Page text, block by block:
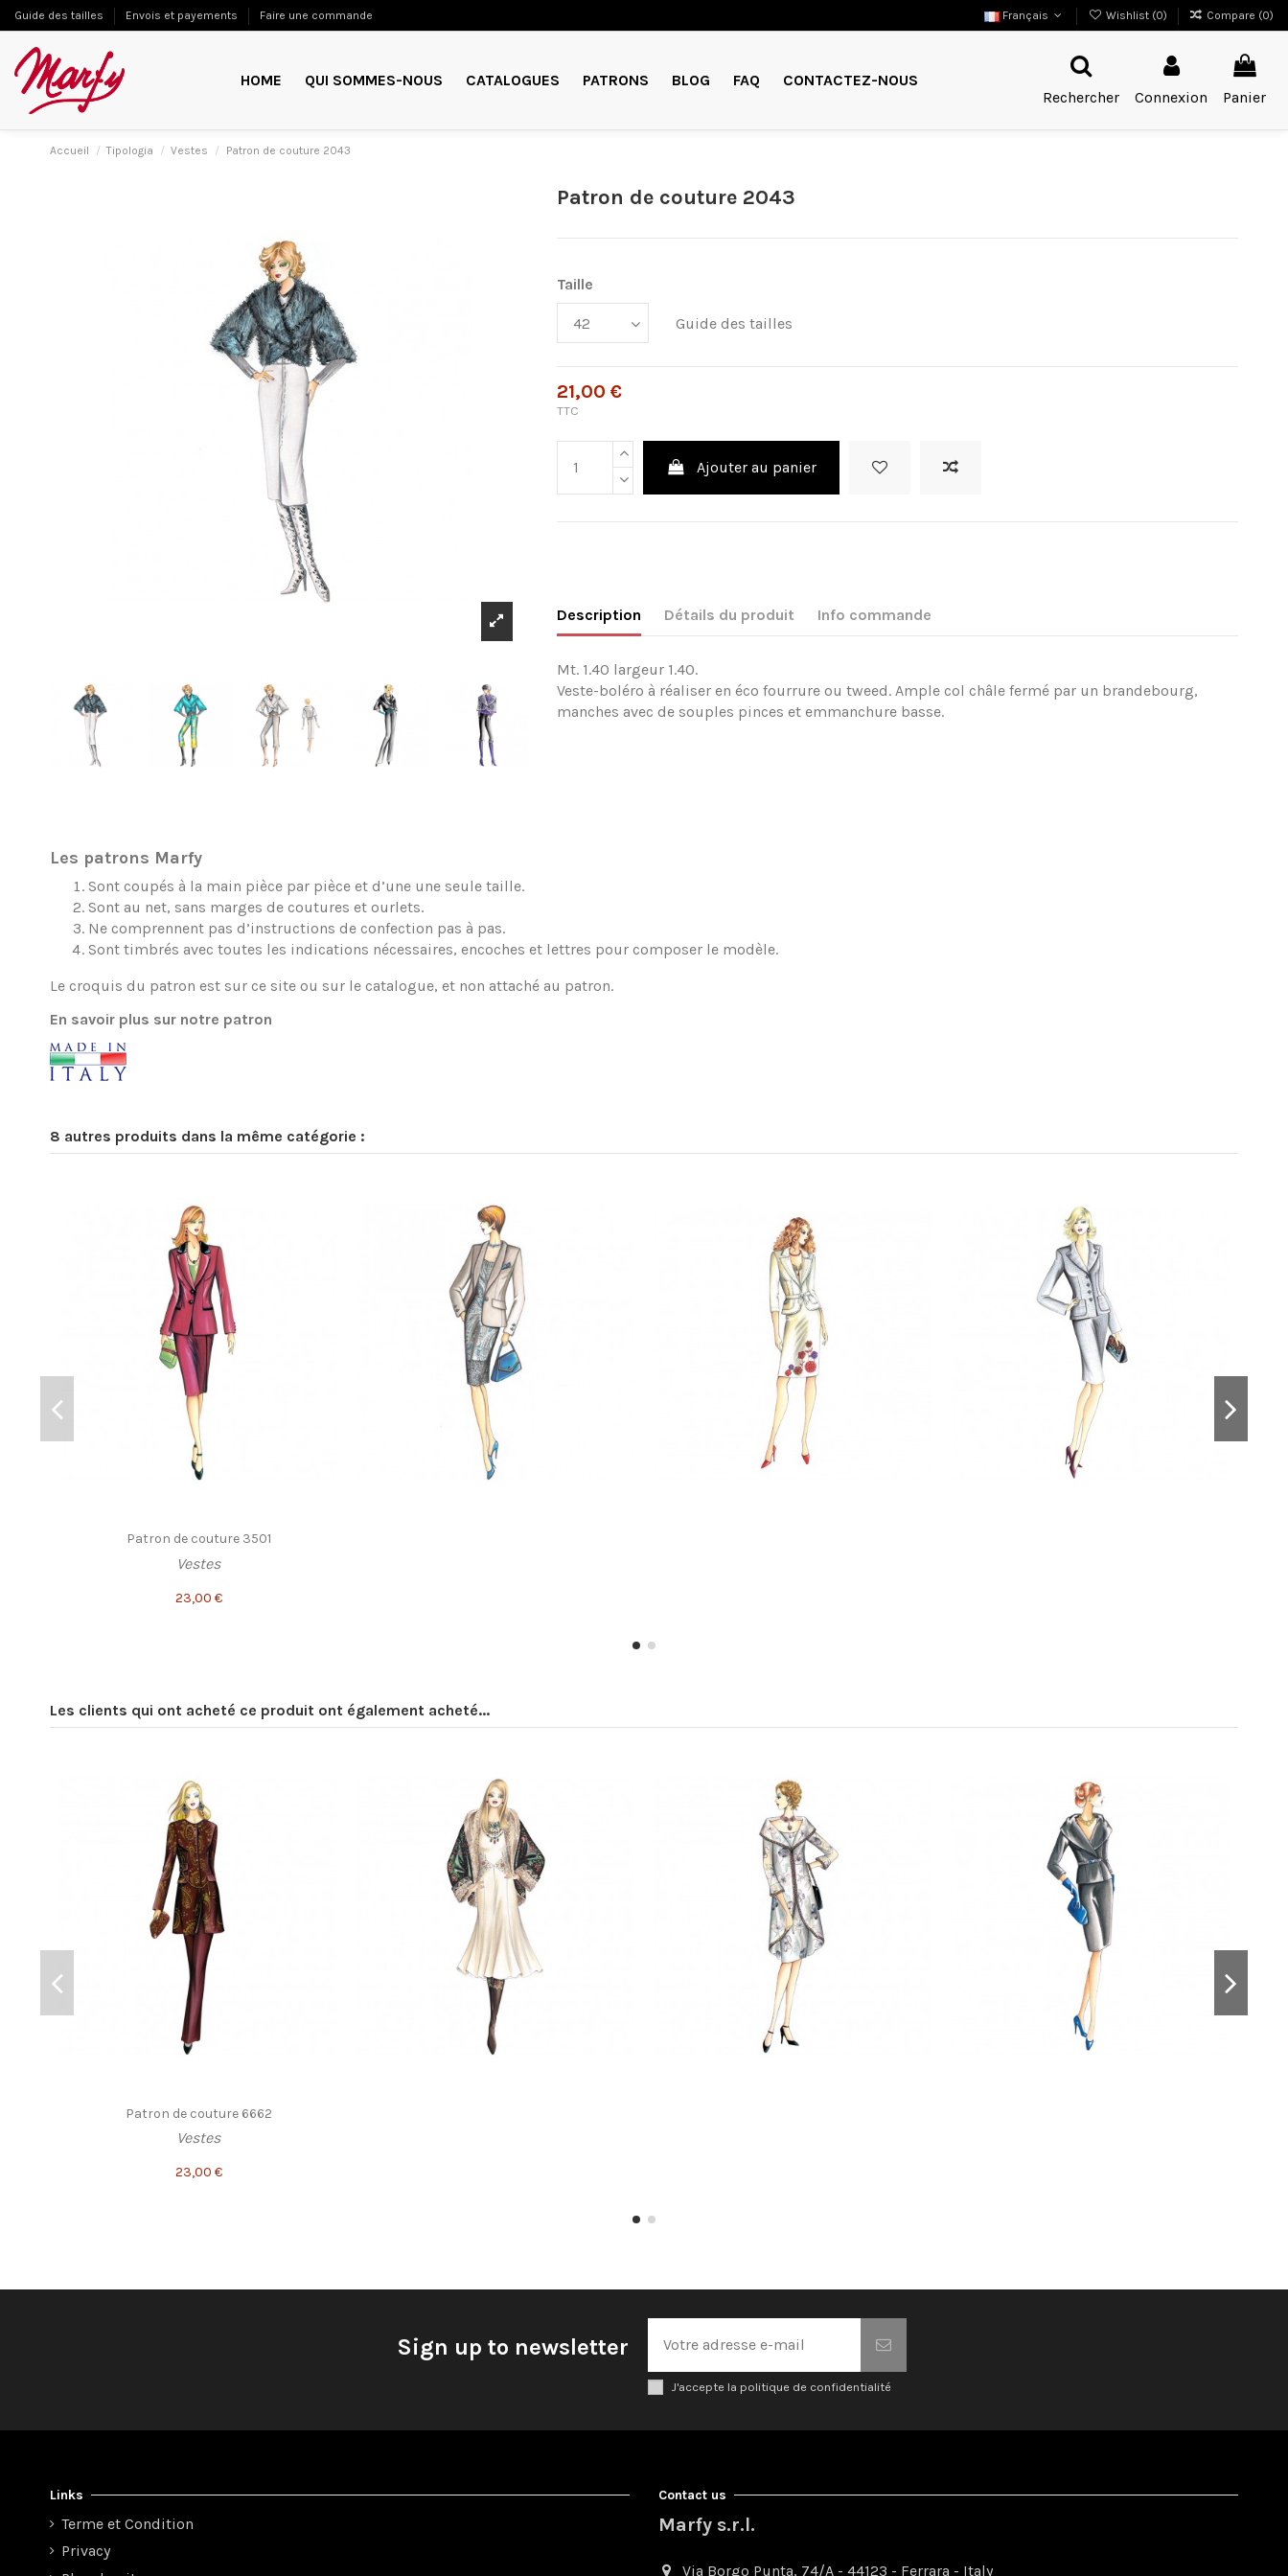
Guide des tailles Envois et payements Faire une commande Français Wishlist (0) Compare (0)
HOME QUI SOMMES-NOUS CATALOGUES PATRONS BLOG FAQ
CONTACTEZ-NOUS
Rechercher
Connexion Panier
Accueil Tipologia Vestes Patron de couture 2043
Patron de couture 2043
Taille
Guide des tailles
21,00 €
TTC
Ajouter au panier
Description Détails du produit Info commande
Mt. 1.40 largeur 1.40.
Veste-boléro à réaliser en éco fourrure ou tweed. Ample col châle fermé par un brandebourg,
manches avec de souples pinces et emmanchure basse.
Les patrons Marfy
Sont coupés à la main pièce par pièce et d’une une seule taille.
Sont au net, sans marges de coutures et ourlets.
Ne comprennent pas d’instructions de confection pas à pas.
Sont timbrés avec toutes les indications nécessaires, encoches et lettres pour composer le modèle.
Le croquis du patron est sur ce site ou sur le catalogue, et non attaché au patron.
En savoir plus sur notre patron
8 autres produits dans la même catégorie :
Patron de couture 3501
Vestes
23,00 €
Les clients qui ont acheté ce produit ont également acheté...
Patron de couture 6662
Vestes
23,00 €
Sign up to newsletter
J'accepte la politique de confidentialité
Links
Terme et Condition
Privacy
Contact us
Marfy s.r.l.
Via Borgo Punta, 74/A - 44123 - Ferrara - Italy